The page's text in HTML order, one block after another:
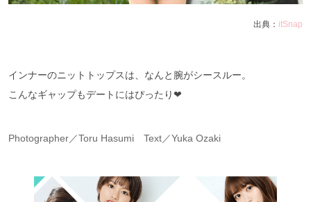
出典： itSnap
インナーのニットトップスは、なんと腕がシースルー。
こんなギャップもデートにはぴったり❤︎
Photographer／Toru Hasumi Text／Yuka Ozaki